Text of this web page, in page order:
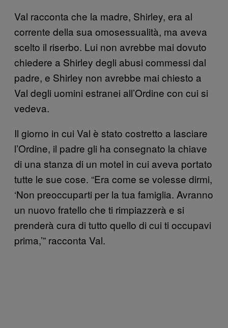
Val racconta che la madre, Shirley, era al
corrente della sua omosessualità, ma aveva
scelto il riserbo. Lui non avrebbe mai dovuto
chiedere a Shirley degli abusi commessi dal
padre, e Shirley non avrebbe mai chiesto a
Val degli uomini estranei all’Ordine con cui si
vedeva.
Il giorno in cui Val è stato costretto a lasciare
l’Ordine, il padre gli ha consegnato la chiave
di una stanza di un motel in cui aveva portato
tutte le sue cose. “Era come se volesse dirmi,
‘Non preoccuparti per la tua famiglia. Avranno
un nuovo fratello che ti rimpiazzerà e si
prenderà cura di tutto quello di cui ti occupavi
prima,’” racconta Val.